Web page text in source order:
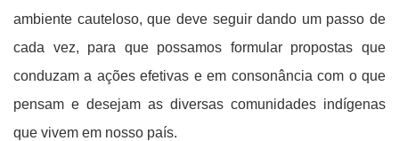
ambiente cauteloso, que deve seguir dando um passo de
cada vez, para que possamos formular propostas que
conduzam a ações efetivas e em consonância com o que
pensam e desejam as diversas comunidades indígenas
que vivem em nosso país.